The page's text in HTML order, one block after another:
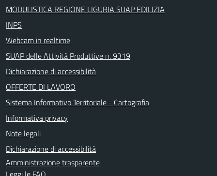
MODULISTICA REGIONE LIGURIA SUAP EDILIZIA
INPS
Webcam in realtime
SUAP delle Attività Produttive n. 9319
Dichiarazione di accessibilità
OFFERTE DI LAVORO
Sistema Informativo Territoriale - Cartografia
Informativa privacy
Note legali
Dichiarazione di accessibilità
Amministrazione trasparente